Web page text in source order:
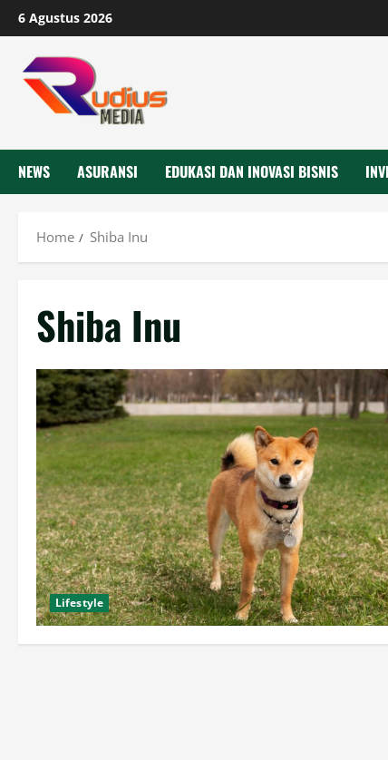
Skip
to
content
6 Agustus 2026
NEWS ASURANSI EDUKASI DAN INOVASI BISNIS
Home Shiba Inu
Shiba Inu
Lifestyle